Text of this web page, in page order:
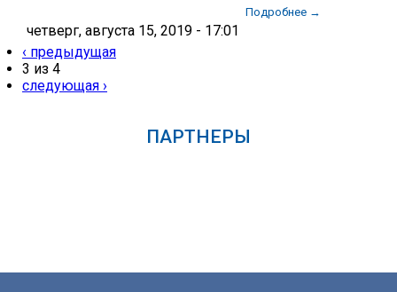
Подробнее →
четверг, августа 15, 2019 - 17:01
‹ предыдущая
3 из 4
следующая ›
ПАРТНЕРЫ